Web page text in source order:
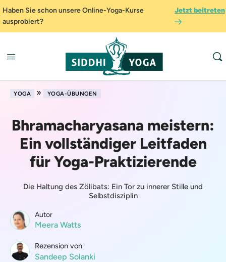
Haben Sie schon unsere Online-Yoga-Kurse
ausprobiert?
Jetzt beitreten
YOGA » YOGA-ÜBUNGEN
Bhramacharyasana meistern:
Ein vollständiger Leitfaden
für Yoga-Praktizierende
Die Haltung des Zölibats: Ein Tor zu innerer Stille und
Selbstdisziplin
Autor
Meera Watts
Rezension von
Sandeep Solanki